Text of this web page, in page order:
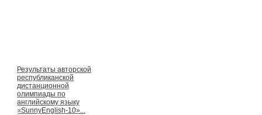
Результаты авторской
республиканской
дистанционной
олимпиады по
английскому языку
«SunnyEnglish-10»...